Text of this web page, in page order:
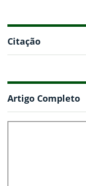
Citação
Artigo Completo